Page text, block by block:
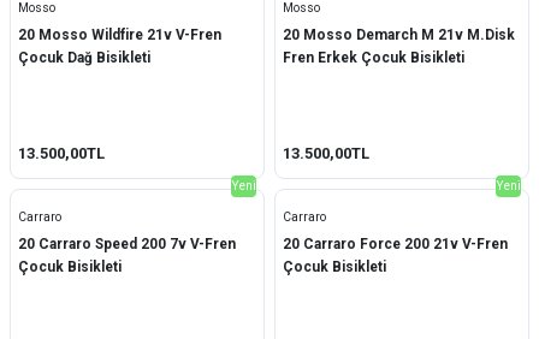
Mosso
20 Mosso Wildfire 21v V-Fren
Çocuk Dağ Bisikleti
13.500,00TL
Mosso
20 Mosso Demarch M 21v M.Disk
Fren Erkek Çocuk Bisikleti
13.500,00TL
Yeni
Carraro
20 Carraro Speed 200 7v V-Fren
Çocuk Bisikleti
Yeni
Carraro
20 Carraro Force 200 21v V-Fren
Çocuk Bisikleti